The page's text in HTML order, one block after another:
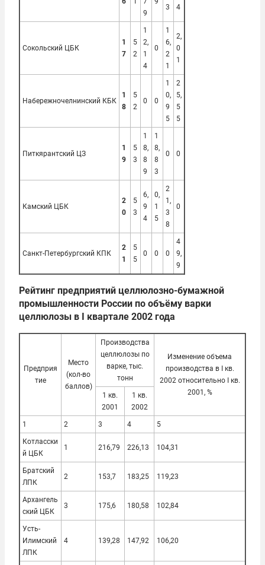
9
3 4
Сокольский ЦБК
1
7
5
2
1
2,
1
4
0
1
6,
2
1
2,
0
1
Набережночелнинский КБК
1
8
5
2
0 0
1
0,
9
5
2
5,
5
5
Питкярантский ЦЗ
1
9
5
3
1
8,
8
9
1
8,
8
3
0 0
Камский ЦБК
2
0
5
3
6,
9
4
0,
1
5
2
1,
3
8
0
Санкт-Петербургский КПК
2
1
5
5
0 0 0
4
9,
9
Рейтинг предприятий целлюлозно-бумажной
промышленности России по объёму варки
целлюлозы в I квартале 2002 года
Предприя
тие
Место
(кол-во
баллов)
Производства
целлюлозы по
варке, тыс.
тонн
Изменение объема
производства в I кв.
2002 относительно I кв.
2001, %
1 кв.
2001
1 кв.
2002
1 2 3 4 5
Котласски
й ЦБК
1 216,79 226,13 104,31
Братский
ЛПК
2 153,7 183,25 119,23
Архангель
ский ЦБК
3 175,6 180,58 102,84
Усть-
Илимский
ЛПК
4 139,28 147,92 106,20